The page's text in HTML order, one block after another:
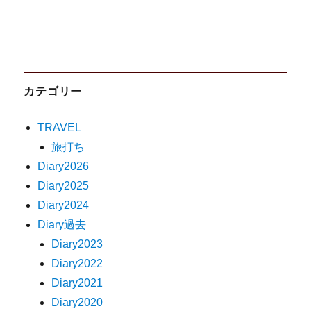
カテゴリー
TRAVEL
旅打ち
Diary2026
Diary2025
Diary2024
Diary過去
Diary2023
Diary2022
Diary2021
Diary2020